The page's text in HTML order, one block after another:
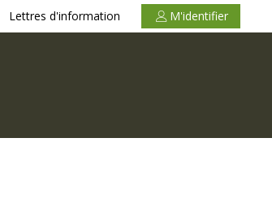
Lettres d'information M'identifier